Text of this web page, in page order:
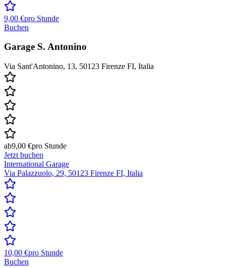
9,00 €pro Stunde
Buchen
Garage S. Antonino
Via Sant'Antonino, 13, 50123 Firenze FI, Italia
ab9,00 €pro Stunde
Jetzt buchen
International Garage
Via Palazzuolo, 29, 50123 Firenze FI, Italia
10,00 €pro Stunde
Buchen